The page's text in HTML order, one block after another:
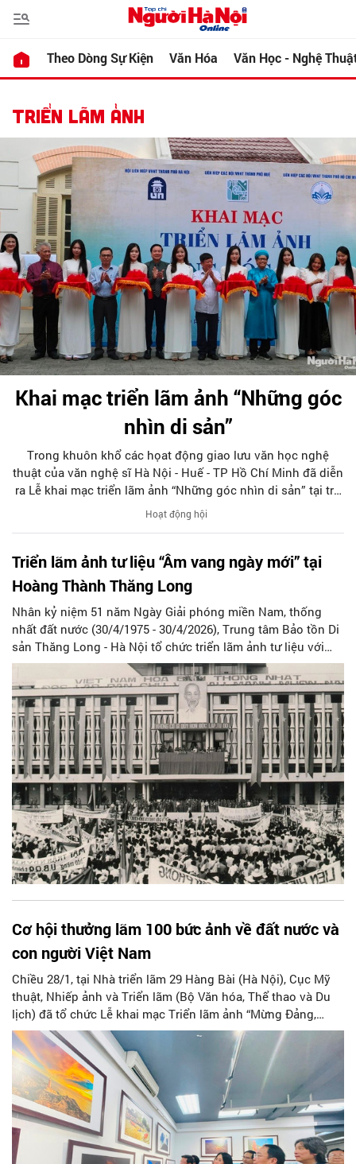
Theo Dòng Sự Kiện Văn Hóa Văn Học - Nghệ
TRIỂN LÃM ẢNH
Khai mạc triển lãm ảnh “Những góc
nhìn di sản”
Trong khuôn khổ các họat động giao lưu văn học nghệ
thuật của văn nghệ sĩ Hà Nội - Huế - TP Hồ Chí Minh đã diễn
ra Lễ khai mạc triển lãm ảnh “Những góc nhìn di sản” tại trụ
sở Liên Hiệp các Hội Văn học Nghệ thuật TP Huế.
Hoạt động hội
Triển lãm ảnh tư liệu “Âm vang ngày mới” tại
Hoàng Thành Thăng Long
Nhân kỷ niệm 51 năm Ngày Giải phóng miền Nam, thống
nhất đất nước (30/4/1975 - 30/4/2026), Trung tâm Bảo tồn Di
sản Thăng Long - Hà Nội tổ chức triển lãm ảnh tư liệu với
chủ đề “Âm vang ngày mới”.
Cơ hội thưởng lãm 100 bức ảnh về đất nước và
con người Việt Nam
Chiều 28/1, tại Nhà triển lãm 29 Hàng Bài (Hà Nội), Cục Mỹ
thuật, Nhiếp ảnh và Triển lãm (Bộ Văn hóa, Thể thao và Du
lịch) đã tổ chức Lễ khai mạc Triển lãm ảnh “Mừng Đảng,
Mừng Xuân và Chào mừng thành công Đại hội lần thứ XIV
của Đảng”. Sự kiện là hoạt động văn hóa nghệ thuật có ý
nghĩa, chào mừng thành công Đại hội Đại biểu toàn quốc
Đảng Cộng sản Việt Nam lần thứ XIV và năm mới Bính Ngọ
2026.